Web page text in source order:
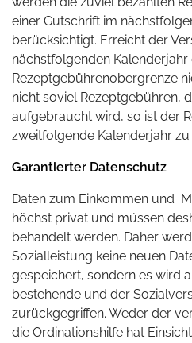
einer Gutschrift im
berücksichtigt. Erreicht der
nächstfolgenden Kalenderjahr
Rezeptgebührenobergrenze
nicht soviel Rezeptgebühren,
aufgebraucht wird, so ist der
zweitfolgende Kalenderjahr
Garantierter Datenschutz
Daten zum Einkommen und
höchst privat und müssen
behandelt werden. Daher
Sozialleistung keine neuen
gespeichert, sondern es wird
bestehende und der
zurückgegriffen. Weder der
die Ordinationshilfe hat